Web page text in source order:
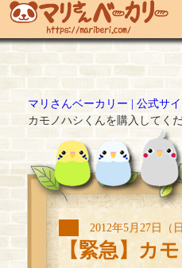
マリさんベーカリー | 公式サイ
カモノハシくんを購入してく
2012年5月27日
【緊急】カ